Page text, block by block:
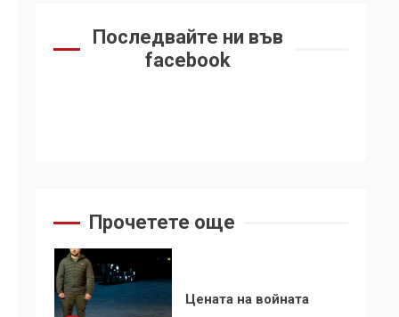
Последвайте ни във
facebook
Прочетете още
Удължаването на
1
стъпки от 1972 г.
Цената на войната